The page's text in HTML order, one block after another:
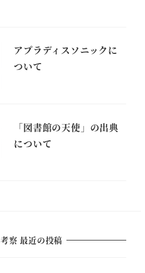
アプラディスソニックに
ついて
「図書館の天使」の出典
について
考察 最近の投稿